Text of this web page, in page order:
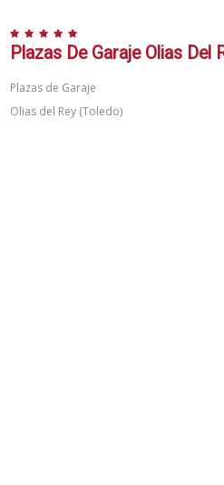
Plazas De Garaje Olias Del
Plazas de Garaje
Olias del Rey (Toledo)